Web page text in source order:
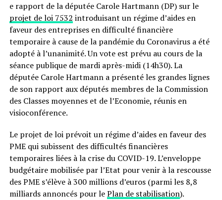
e rapport de la députée Carole Hartmann (DP) sur le
projet de loi 7532 introduisant un régime d’aides en
faveur des entreprises en difficulté financière
temporaire à cause de la pandémie du Coronavirus a été
adopté à l’unanimité. Un vote est prévu au cours de la
séance publique de mardi après-midi (14h30). La
députée Carole Hartmann a présenté les grandes lignes
de son rapport aux députés membres de la Commission
des Classes moyennes et de l’Economie, réunis en
visioconférence.
Le projet de loi prévoit un régime d’aides en faveur des
PME qui subissent des difficultés financières
temporaires liées à la crise du COVID-19. L’enveloppe
budgétaire mobilisée par l’Etat pour venir à la rescousse
des PME s’élève à 300 millions d’euros (parmi les 8,8
milliards annoncés pour lePlan de stabilisation).